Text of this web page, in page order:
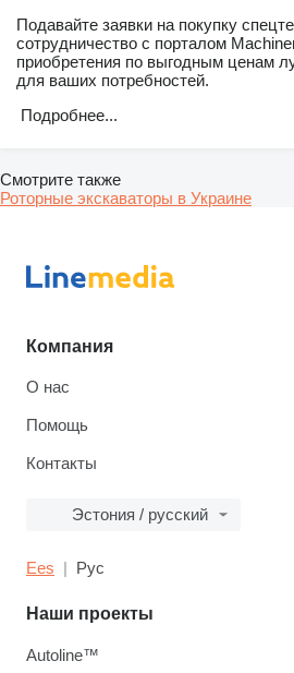
Подавайте заявки на покупку
сотрудничество с порталом
приобретения по выгодным ценам
для ваших потребностей.
Подробнее...
Смотрите также
Роторные экскаваторы в Украине
Компания
О нас
Помощь
Контакты
Эстония / русский
Ees Рус
Наши проекты
Autoline™